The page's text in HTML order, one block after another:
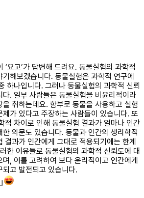
요고’가 답변해 드려요. 동물실험의 과학적
해보겠습니다. 동물실험은 과학적 연구에
하나입니다. 그러나 동물실험의 과학적 신뢰
. 일부 사람들은 동물실험을 비윤리적이라
취하는데요. 함부로 동물을 사용하고 실험
가 있다고 주장하는 사람들이 있습니다. 또
적 차이로 인해 동물실험 결과가 얼마나 인간
의문도 있습니다. 동물과 인간의 생리학적
결과가 인간에게 그대로 적용되기에는 한계
한 이유들로 동물실험의 과학적 신뢰도에 대
, 이를 고려하여 보다 윤리적이고 인간에게
고 발전되고 있습니다.